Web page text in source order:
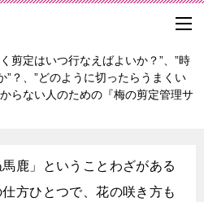
剪定はいつ行なえばよいか？”、”時
？、”どのように切ったらうまくい
らない人のための『梅の剪定管理サ
馬鹿」ということわざがある
方ひとつで、花の咲き方も